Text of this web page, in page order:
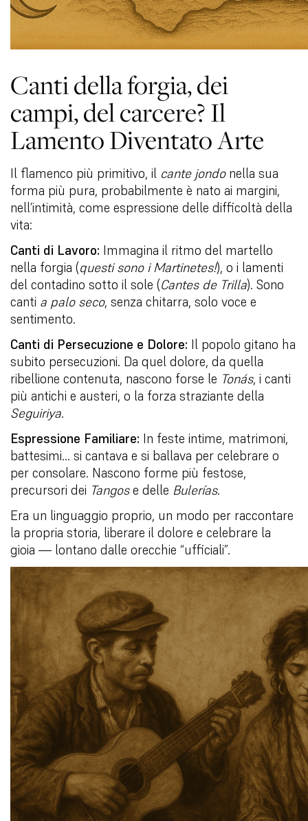
Canti della forgia, dei
campi, del carcere? Il
Lamento Diventato Arte
Il flamenco più primitivo, il cante jondonella sua
forma più pura, probabilmente è nato ai margini,
nell’intimità, come espressione delle difficoltà della
vita:
Canti di Lavoro: Immagina il ritmo del martello
nella forgia (questi sono i Martinetes!), o i lamenti
del contadino sotto il sole (Cantes de Trilla). Sono
canti a palo seco, senza chitarra, solo voce e
sentimento.
Canti di Persecuzione e Dolore: Il popolo gitano ha
subito persecuzioni. Da quel dolore, da quella
ribellione contenuta, nascono forse le Tonás, i canti
più antichi e austeri, o la forza straziante della
Seguiriya.
Espressione Familiare: In feste intime, matrimoni,
battesimi… si cantava e si ballava per celebrare o
per consolare. Nascono forme più festose,
precursori dei Tangose delle Bulerías.
Era un linguaggio proprio, un modo per raccontare
la propria storia, liberare il dolore e celebrare la
gioia — lontano dalle orecchie “ufficiali”.